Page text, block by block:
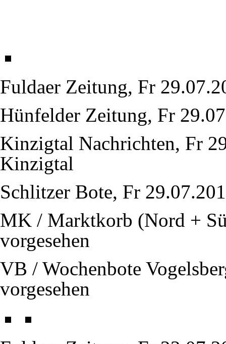
Fuldaer Zeitung, Fr
Hünfelder Zeitung, Fr
Kinzigtal Nachrichten, Fr
Kinzigtal
Schlitzer Bote, Fr
MK / Marktkorb (Nord +
vorgesehen
VB / Wochenbote
vorgesehen